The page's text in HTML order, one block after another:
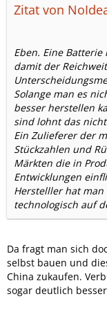
Zitat von
Eben. Eine
damit der
Solange man es
besser herstellen
sind lohnt das
Ein Zulieferer der
Stückzahlen und
Märkten die in
Entwicklungen
Herstelller hat
technologisch auf
Da fragt man sich
selbst bauen und
China zukaufen.
sogar deutlich